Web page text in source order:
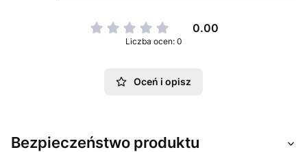
0.00
Liczba ocen: 0
Oceń i opisz
Bezpieczeństwo produktu